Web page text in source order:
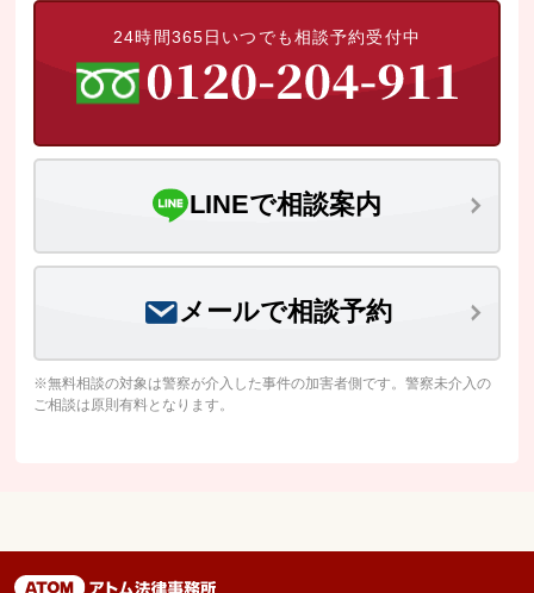
24時間365日いつでも相談予約受付中
LINEで相談案内
メールで相談予約
※無料相談の対象は警察が介入した事件の加害者側です。警察未介入の
ご相談は原則有料となります。